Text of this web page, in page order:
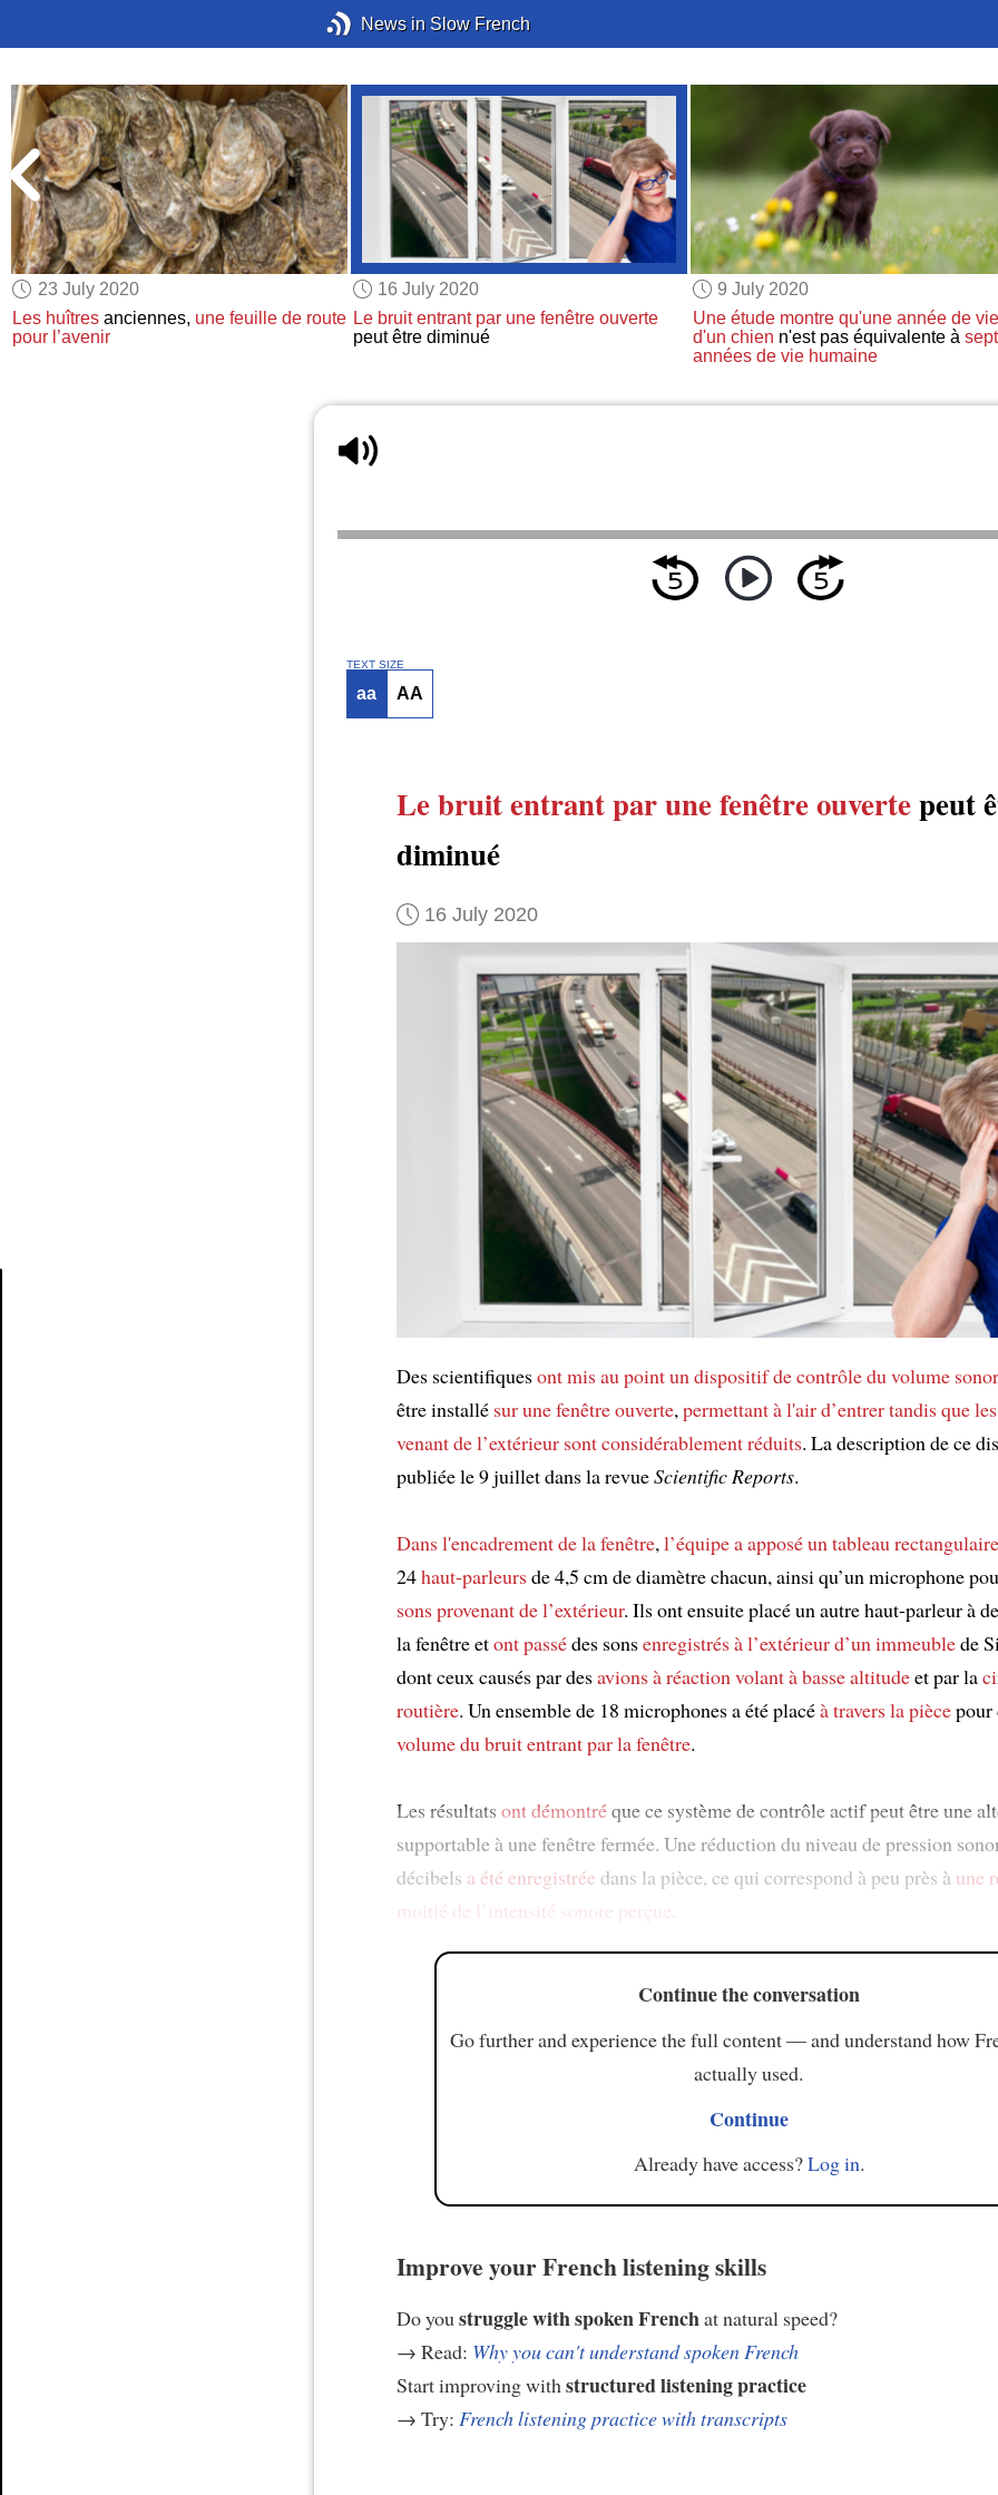
News in Slow French
23 July 2020
Les huîtres anciennes, une feuille de route
pour l’avenir
16 July 2020
Le bruit entrant par une fenêtre ouverte
peut être diminué
9 July 2020
Une étude montre qu'une année de vie
d'un chien n'est pas équivalente à sept
années de vie humaine
TEXT SIZE
aa AA
Le bruit entrant par une fenêtre ouvertepeut
diminué
16 July 2020
Des scientifiquesont mis au pointun dispositif de contrôle du volume
être installé sur une fenêtre ouverte,permettant à l'air d’entrertandis que
venant de l’extérieur sont considérablement réduits. La description de ce
publiée le 9 juillet dans la revueScientific Reports.
Dans l'encadrement de la fenêtre,l’équipea apposé un tableau rectangulaire
24haut-parleursde 4,5 cm de diamètre chacun, ainsi qu’un microphone
sons provenant de l’extérieur. Ils ont ensuite placé un autre haut-parleur à
la fenêtre etont passédes sonsenregistrés à l’extérieur d’un immeublede
dont ceux causés par desavions à réaction volant à basse altitudeet par la
routière. Un ensemble de 18 microphones a été placéà travers la piècepour
volume du bruitentrant par la fenêtre.
Les résultats ont démontréque ce système de contrôle actif peut être une
supportable à une fenêtre fermée. Une réduction du niveau de pression
décibels a été enregistrée dans la pièce, ce qui correspond à peu près à une
moitié de l’intensité sonore perçue
Continue the conversation
Go further and experience the full content — and understand how
actually used.
Continue
Already have access?Log in.
Improve your French listening skills
Do you struggle with spoken Frenchat natural speed?
→ Read: Why you can't understand spoken French
Start improving with structured listening practice
→ Try: French listening practice with transcripts